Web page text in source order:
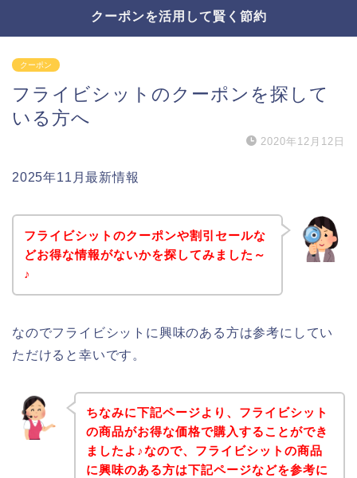
クーポンを活用して賢く節約
クーポン
フライビシットのクーポンを探して
いる方へ
2020年12月12日
2025年11月最新情報
フライビシットのクーポンや割引セールな
どお得な情報がないかを探してみました～
♪
なのでフライビシットに興味のある方は参考にしてい
ただけると幸いです。
ちなみに下記ページより、フライビシット
の商品がお得な価格で購入することができ
ましたよ♪なので、フライビシットの商品
に興味のある方は下記ページなどを参考に